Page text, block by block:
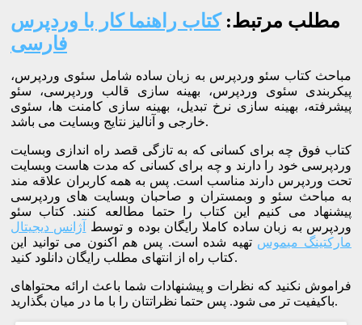
مطلب مرتبط:کتاب راهنما کار با وردپرس
فارسی
مباحث کتاب سئو وردپرس به زبان ساده شامل سئوی وردپرس،
پیکربندی سئوی وردپرس، بهینه سازی قالب وردپرسی، سئو
پیشرفته، بهینه سازی نرخ تبدیل، بهینه سازی کامنت ها، سئوی
خارجی و آنالیز نتایج وبسایت می باشد.
کتاب فوق چه برای کسانی که به تازگی قصد راه اندازی وبسایت
وردپرسی خود را دارند و چه برای کسانی که مدت هاست وبسایت
تحت وردپرس دارند مناسب است. پس به همه کاربران علاقه مند
به مباحث سئو و وبمستران و صاحبان وبسایت های وردپرسی
پیشنهاد می کنیم این کتاب را حتما مطالعه کنند. کتاب سئو
وردپرس به زبان ساده کاملا رایگان بوده و توسط
آژانس دیجیتال
مارکتینگ میموس تهیه شده است. پس هم اکنون می توانید این
کتاب راه از انتهای مطلب رایگان دانلود کنید.
فراموش نکنید که نظرات و پیشنهادات شما باعث ارائه محتواهای
باکیفیت تر می شود. پس حتما نظراتتان را با ما در میان بگذارید.